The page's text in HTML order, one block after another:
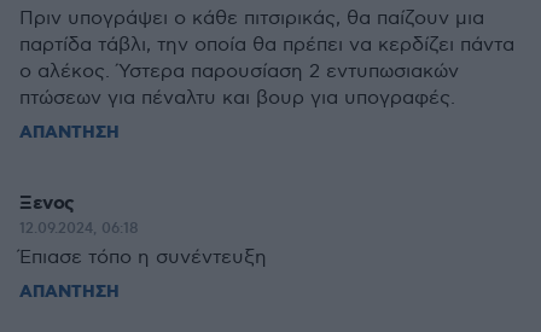
Πριν υπογράψει ο κάθε πιτσιρικάς, θα παίζουν μια
παρτίδα τάβλι, την οποία θα πρέπει να κερδίζει πάντα
ο αλέκος. Ύστερα παρουσίαση 2 εντυπωσιακών
πτώσεων για πέναλτυ και βουρ για υπογραφές.
ΑΠΑΝΤΗΣΗ
Ξενος
12.09.2024, 06:18
Έπιασε τόπο η συνέντευξη
ΑΠΑΝΤΗΣΗ